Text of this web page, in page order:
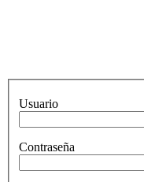
Usuario
Contraseña